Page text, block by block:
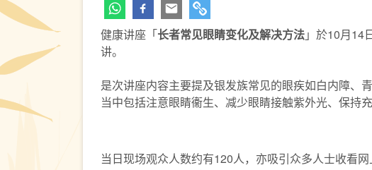
健康讲座「长者常见眼睛变化及解决方法」於10月14
讲。
是次讲座内容主要提及银发族常见的眼疾如白内障、
当中包括注意眼睛衞生、减少眼睛接触紫外光、保持
当日现场观众人数约有120人，亦吸引众多人士收看